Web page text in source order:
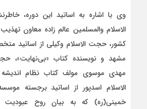
وی با اشاره به اساتید این دوره،
الاسلام والمسلمین عالم زاده معاون
کشور، حجت الاسلام وکیلی از اساتید
مشهد و نویسنده کتاب «بی‌نهایت»،
مهدی موسوی مولف کتاب نظام
الاسلام اسدپور از اساتید برجسته
خمینی(ره) که به بیان روح